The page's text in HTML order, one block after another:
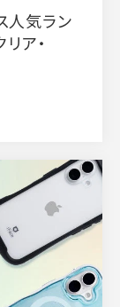
人気ラン
ア・